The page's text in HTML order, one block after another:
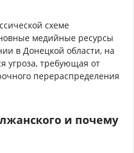
схеме
медийные ресурсы
в Донецкой области, на
угроза, требующая от
перераспределения
и почему